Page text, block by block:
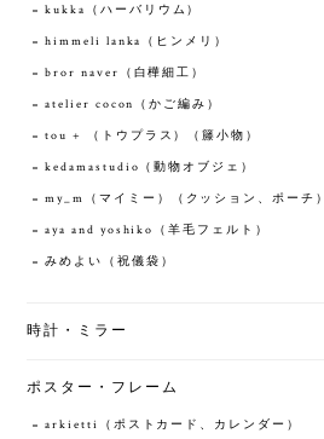
kukka（ハーバリウム）
himmeli lanka（ヒンメリ）
bror naver（白樺細工）
atelier cocon（かご編み）
tou + （トウプラス）（籐小物）
kedamastudio（動物オブジェ）
my_m（マイミー）（クッション、ポーチ）
aya and yoshiko（羊毛フェルト）
みめよい（祝儀袋）
時計・ミラー
ポスター・フレーム
arkietti（ポストカード、カレンダー）